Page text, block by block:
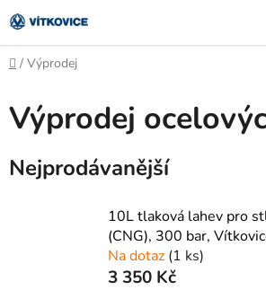
Přejít
na
obsah
Domů
/ Výprodej
Výprodej
Nejprodávanější
10L tlaková lahev pro
(CNG), 300 bar,
Na dotaz (1 ks)
3 350 Kč